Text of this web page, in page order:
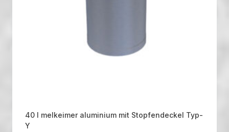
40 l melkeimer aluminium mit Stopfendeckel Typ-
Y